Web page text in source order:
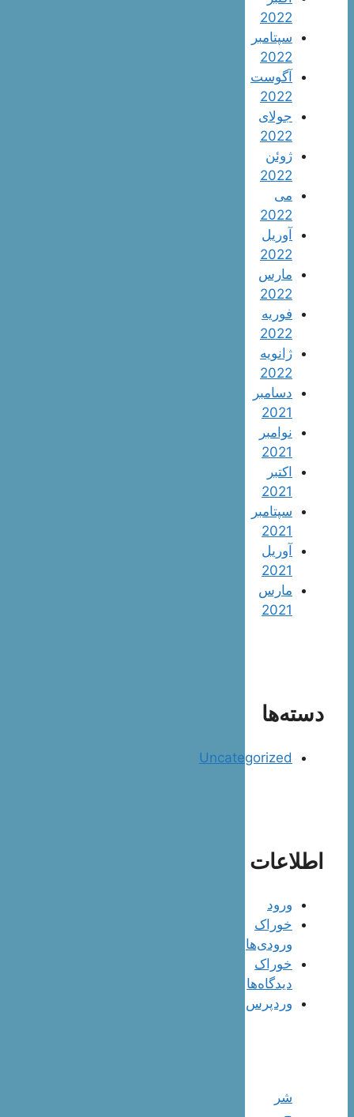
2022
سپتامبر
2022
آگوست
2022
جولای
2022
ژوئن
2022
می
2022
آوریل
2022
مارس
2022
فوریه
2022
ژانویه
2022
دسامبر
2021
نوامبر
2021
اکتبر
2021
سپتامبر
2021
آوریل
2021
مارس
2021
دسته‌ها
Uncategorized
اطلاعات
ورود
خوراک
ورودی‌ها
خوراک
دیدگاه‌ها
وردپرس
شر